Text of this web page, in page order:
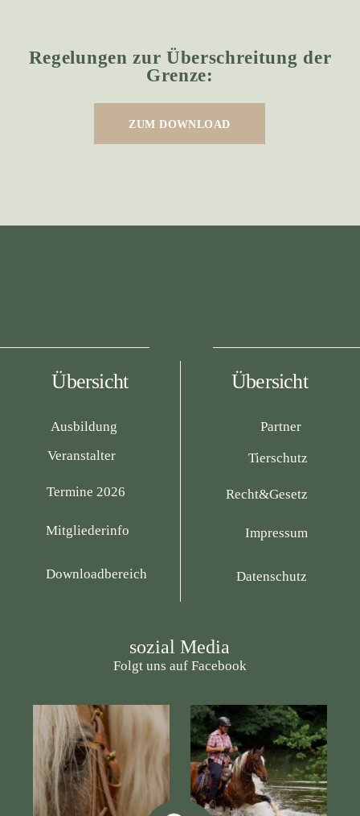
ZUM DOWNLOAD
Regelungen zur Überschreitung der
Grenze:
Übersicht Übersicht
sozial Media
Folgt uns auf Facebook
Veranstalter
Partner
Ausbildung
Tierschutz
Recht&Gesetz
Termine 2026
Mitgliederinfo Impressum
Downloadbereich Datenschutz